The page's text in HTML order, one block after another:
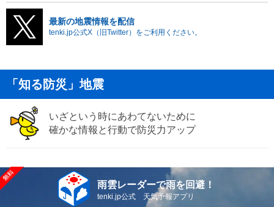
最新の地震情報を配信
tenki.jp公式X（旧Twitter）をご利用ください。
「知る防災」地震
いざという時にあわてないために
確かな情報と行動で防災力アップ
雨雲レーダーで雨を回避！
tenki.jp公式 天気予報アプリ